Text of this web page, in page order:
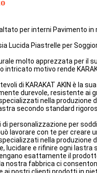
per interni Pavimento
Lucida Piastrelle per
molto apprezzata per
motivo rende
di KARAKAT AKIN è la
durevole, resistente ai
nella produzione
secondo standard
personalizzazione per
lavorare con te per creare
nella produzione
lucidare e rifinire ogni
esattamente il
nostra fabbrica ci